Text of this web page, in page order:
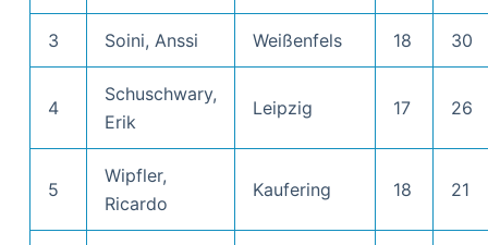
3 Soini, Anssi Weißenfels 18 30
4
Schuschwary,
Erik
Leipzig 17 26
5
Wipfler,
Ricardo
Kaufering 18 21